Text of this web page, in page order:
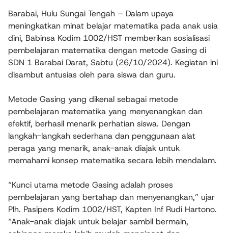
Barabai, Hulu Sungai Tengah – Dalam upaya
meningkatkan minat belajar matematika pada anak usia
dini, Babinsa Kodim 1002/HST memberikan sosialisasi
pembelajaran matematika dengan metode Gasing di
SDN 1 Barabai Darat, Sabtu (26/10/2024). Kegiatan ini
disambut antusias oleh para siswa dan guru.
Metode Gasing yang dikenal sebagai metode
pembelajaran matematika yang menyenangkan dan
efektif, berhasil menarik perhatian siswa. Dengan
langkah-langkah sederhana dan penggunaan alat
peraga yang menarik, anak-anak diajak untuk
memahami konsep matematika secara lebih mendalam.
“Kunci utama metode Gasing adalah proses
pembelajaran yang bertahap dan menyenangkan,” ujar
Plh. Pasipers Kodim 1002/HST, Kapten Inf Rudi Hartono.
“Anak-anak diajak untuk belajar sambil bermain,